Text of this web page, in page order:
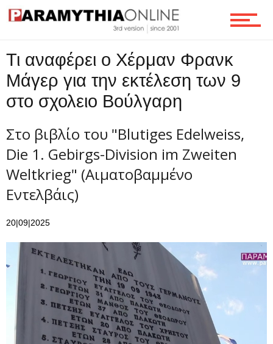
Τι αναφέρει ο Χέρμαν Φρανκ
Μάγερ για την εκτέλεση των 9
στο σχολειο Βούλγαρη
Στο βιβλίο του "Blutiges Edelweiss,
Die 1. Gebirgs-Division im Zweiten
Weltkrieg" (Αιματοβαμμένο
Εντελβάις)
20|09|2025